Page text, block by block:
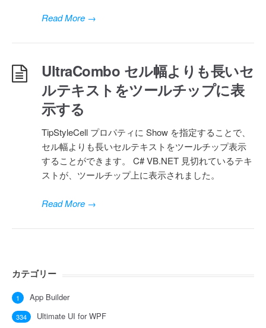
Read More →
UltraCombo セル幅よりも長いセ
ルテキストをツールチップに表
示する
TipStyleCell プロパティに Show を指定することで、
セル幅よりも長いセルテキストをツールチップ表示
することができます。 C# VB.NET 見切れているテキ
ストが、ツールチップ上に表示されました。
Read More →
カテゴリー
App Builder
1
Ultimate UI for WPF
334